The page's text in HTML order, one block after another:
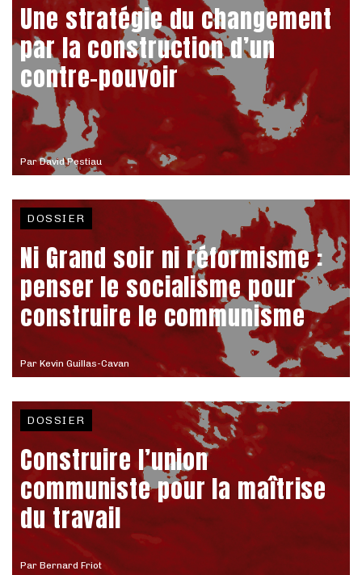
ParDavid Pestiau
Une stratégie du changement
par la construction d’un
contre-pouvoir
Par Kevin Guillas-Cavan
DOSSIER
Ni Grand soir ni réformisme :
penser le socialisme pour
construire le communisme
Par Bernard Friot
DOSSIER
Construire l’union
communiste pour la maîtrise
du travail